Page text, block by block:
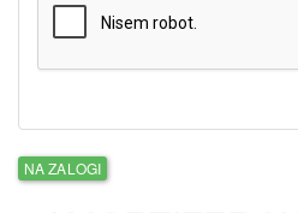
NA ZALOGI